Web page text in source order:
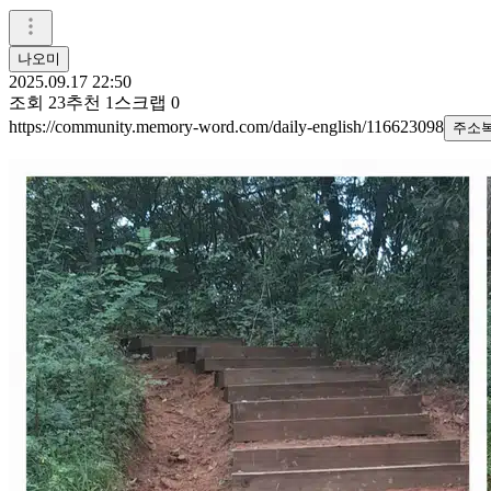
나오미
2025.09.17 22:50
조회 23추천 1 스크랩 0
https://community.memory-word.com/daily-english/116623098 주소